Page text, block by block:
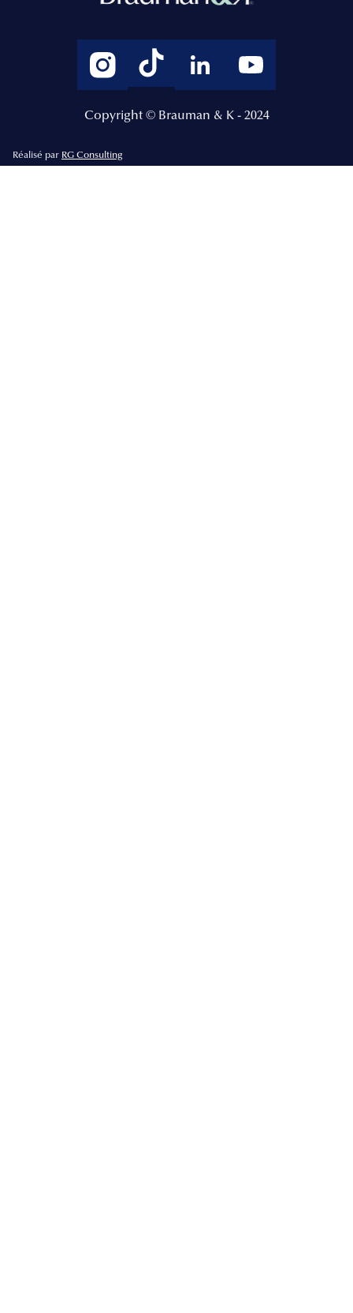
Copyright © Brauman & K - 2024
Réalisé par RG Consulting